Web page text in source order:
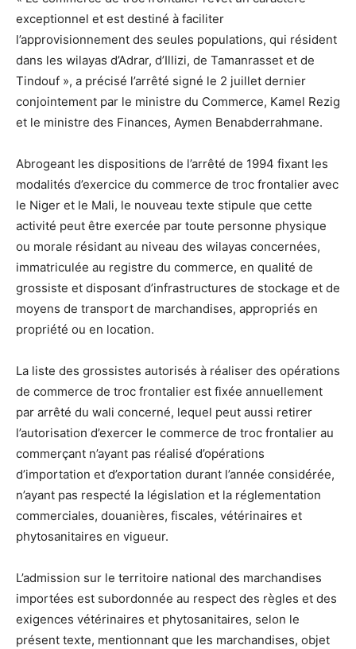
exceptionnel et est destiné à faciliter
l’approvisionnement des seules populations, qui résident
dans les wilayas d’Adrar, d’Illizi, de Tamanrasset et de
Tindouf », a précisé l’arrêté signé le 2 juillet dernier
conjointement par le ministre du Commerce, Kamel Rezig
et le ministre des Finances, Aymen Benabderrahmane.
Abrogeant les dispositions de l’arrêté de 1994 fixant les
modalités d’exercice du commerce de troc frontalier avec
le Niger et le Mali, le nouveau texte stipule que cette
activité peut être exercée par toute personne physique
ou morale résidant au niveau des wilayas concernées,
immatriculée au registre du commerce, en qualité de
grossiste et disposant d’infrastructures de stockage et de
moyens de transport de marchandises, appropriés en
propriété ou en location.
La liste des grossistes autorisés à réaliser des opérations
de commerce de troc frontalier est fixée annuellement
par arrêté du wali concerné, lequel peut aussi retirer
l’autorisation d’exercer le commerce de troc frontalier au
commerçant n’ayant pas réalisé d’opérations
d’importation et d’exportation durant l’année considérée,
n’ayant pas respecté la législation et la réglementation
commerciales, douanières, fiscales, vétérinaires et
phytosanitaires en vigueur.
L’admission sur le territoire national des marchandises
importées est subordonnée au respect des règles et des
exigences vétérinaires et phytosanitaires, selon le
présent texte, mentionnant que les marchandises, objet